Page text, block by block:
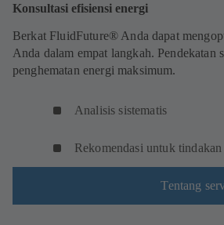
Konsultasi efisiensi energi
Berkat FluidFuture® Anda dapat
Anda dalam empat langkah. Pendekatan
penghematan energi maksimum.
Analisis sistematis
Rekomendasi untuk tindakan
Tentang